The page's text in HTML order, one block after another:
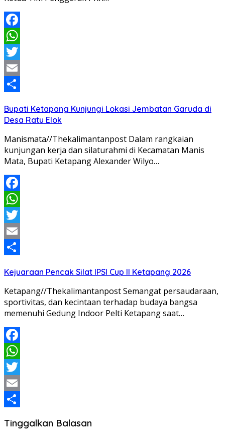
Facebook
WhatsApp
Twitter
Email
Bupati Ketapang Kunjungi Lokasi Jembatan Garuda di
Desa Ratu Elok
Manismata//Thekalimantanpost Dalam rangkaian
kunjungan kerja dan silaturahmi di Kecamatan Manis
Mata, Bupati Ketapang Alexander Wilyo…
Facebook
WhatsApp
Twitter
Email
Kejuaraan Pencak Silat IPSI Cup II Ketapang 2026
Ketapang//Thekalimantanpost Semangat persaudaraan,
sportivitas, dan kecintaan terhadap budaya bangsa
memenuhi Gedung Indoor Pelti Ketapang saat…
Facebook
WhatsApp
Twitter
Email
Tinggalkan Balasan